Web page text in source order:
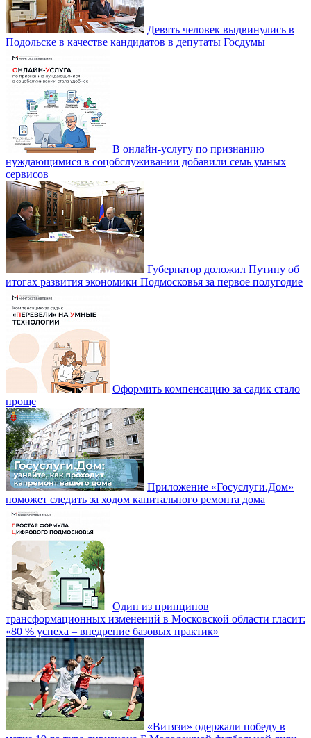
Девять человек выдвинулись в
Подольске в качестве кандидатов в депутаты Госдумы
В онлайн-услугу по признанию
нуждающимися в соцобслуживании добавили семь умных
сервисов
Губернатор доложил Путину об
итогах развития экономики Подмосковья за первое полугодие
Оформить компенсацию за садик стало
проще
Приложение «Госуслуги.Дом»
поможет следить за ходом капитального ремонта дома
Один из принципов
трансформационных изменений в Московской области гласит:
«80 % успеха – внедрение базовых практик»
«Витязи» одержали победу в